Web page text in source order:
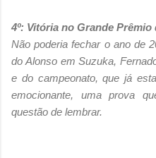
4º: Vitória no Grande Prêmio
Não poderia fechar o ano de
do Alonso em Suzuka,
e do campeonato, que já
emocionante, uma prova
questão de lembrar.